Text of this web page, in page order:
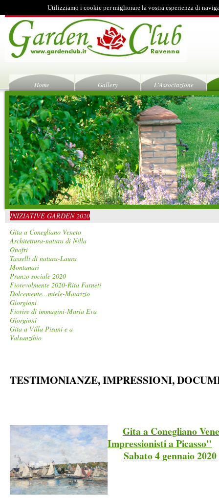
Utilizziamo i cookie per migliorare la vostra esperienza di
Home Gallery L'Associazione
INIZIATIVE GARDEN 2020
Gita a Conegliano Veneto
Architettura-natura di Nilla
Onofri
Tasselli di natura-Laura
Montanari
Pranzo sociale 2020
Fiorevolmente 2020-Rita Farneti
Dolcemente...miele-Maurizio
Giorgioni
Fiorire di immagini-Maria Eva
Giorgioni
Gita a Villa Pisani e a
Valsanzibio
TESTIMONIANZE, IMPRESSIONI,
Gita a Conegliano
Impressionisti a Picasso"
Sabato 4 gennaio 2020